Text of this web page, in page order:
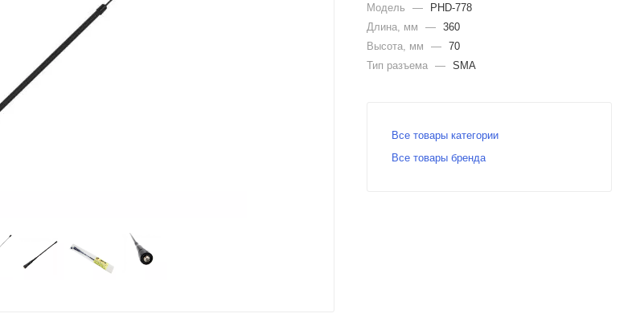
Модель
—
PHD-778
Длина, мм
— 360
Высота, мм
— 70
Тип разъема — SMA
Все товары категории
Все товары бренда